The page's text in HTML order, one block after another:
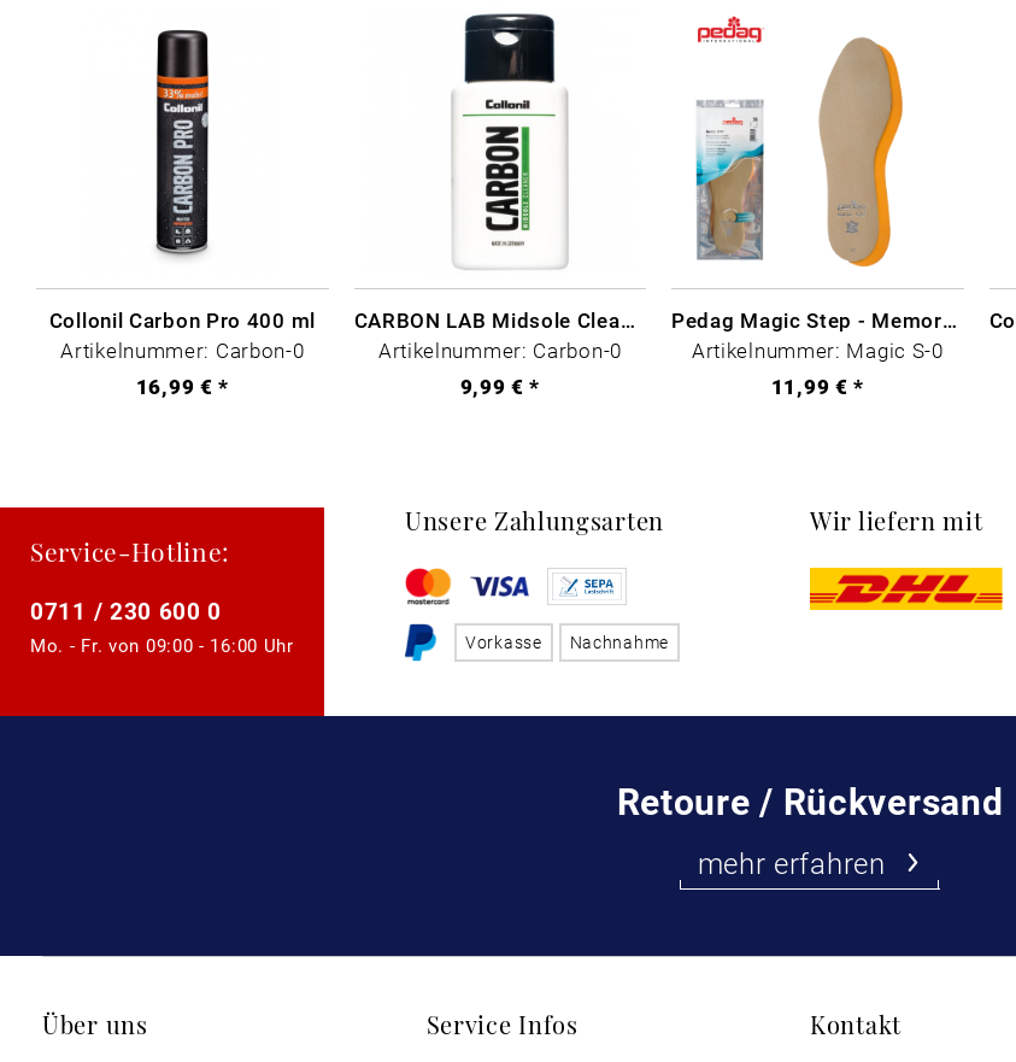
Collonil Carbon Pro 400 ml
Artikelnummer: Carbon-0
16,99 € *
CARBON LAB Midsole Cleaner
Artikelnummer: Carbon-0
9,99 € *
Pedag Magic Step - Memory Schaum
Artikelnummer: Magic S-0
11,99 € *
Retoure / Rückversand
mehr erfahren
Service-Hotline:
0711 / 230 600 0
Mo. - Fr. von 09:00 - 16:00 Uhr
Unsere Zahlungsarten
Vorkasse Nachnahme
Wir liefern mit
Über uns Service Infos Kontakt